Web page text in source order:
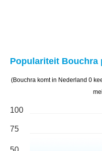
Populariteit Bouchra
(Bouchra komt in Nederland 0
100
75